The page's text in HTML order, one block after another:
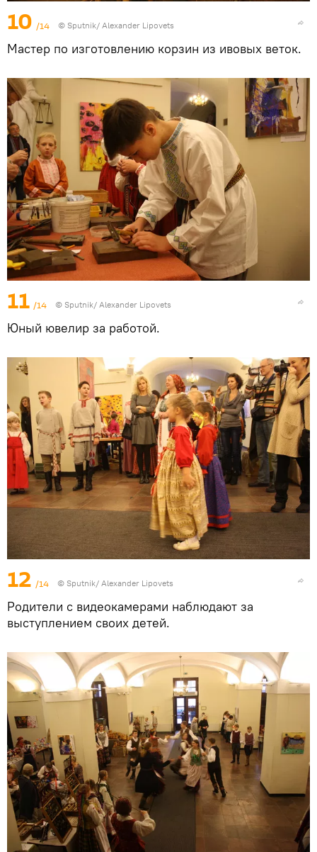
10 /14 © Sputnik/ Alexander Lipovets
Мастер по изготовлению корзин из ивовых веток.
11 /14 © Sputnik/ Alexander Lipovets
Юный ювелир за работой.
12 /14 © Sputnik/ Alexander Lipovets
Родители с видеокамерами наблюдают за
выступлением своих детей.